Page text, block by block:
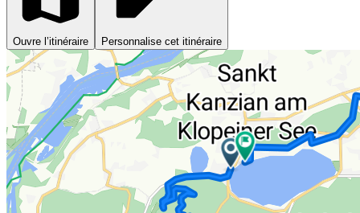
Ouvre l’itinéraire Personnalise cet itinéraire